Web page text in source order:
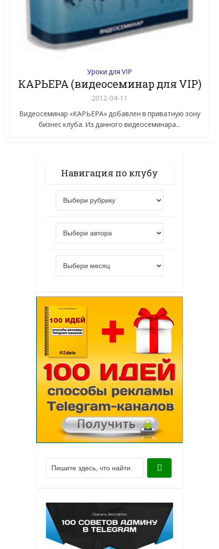
Уроки для VIP
КАРЬЕРА (видеосеминар для VIP)
2012-04-11
Видеосеминар «КАРЬЕРА» добавлен в приватную зону
бизнес клуба. Из данного видеосеминара...
Навигация по клубу